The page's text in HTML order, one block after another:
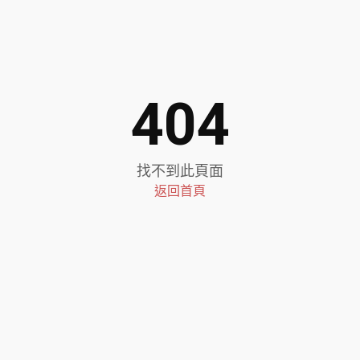
404
找不到此頁面
返回首頁